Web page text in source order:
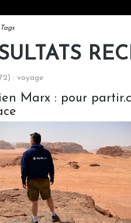
Tags
: voyage
Marx : pour